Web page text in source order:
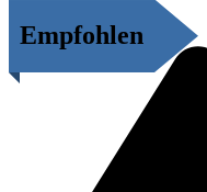
Empfohlen